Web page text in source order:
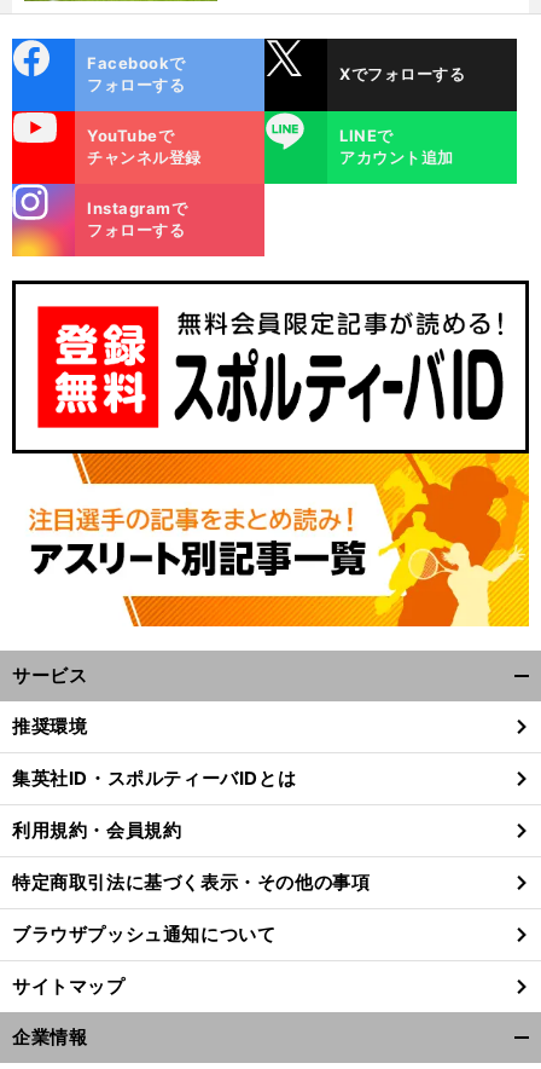
前
へ
ok
Facebookで
フォローする
Xでフォローする
YouTubeで
チャンネル登録
LINE
LINEで
アカウント追加
m
Instagramで
フォローする
サービス
閉
る
推奨環境
集英社ID・スポルティーバIDとは
利用規約・会員規約
特定商取引法に基づく表示・その他の事項
ブラウザプッシュ通知について
サイトマップ
企業情報